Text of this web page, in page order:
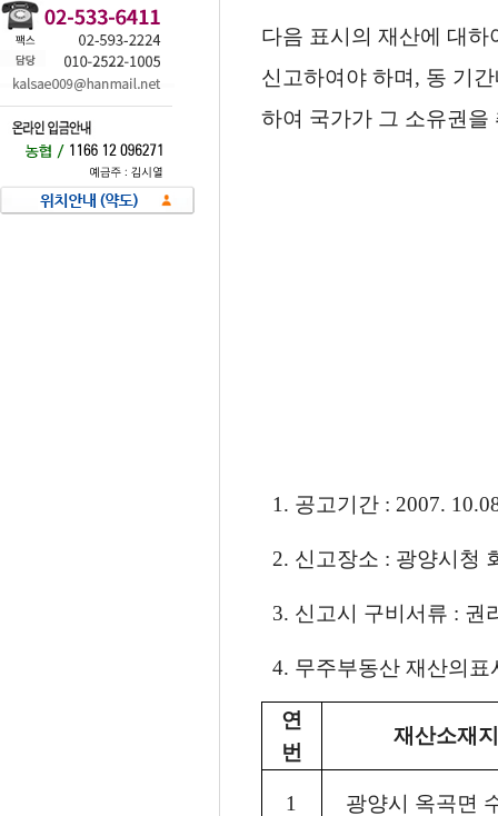
다음 표시의 재산에 대
신고하여야 하며, 동 기
하여 국가가 그 소유권을
1. 공고기간 : 2007.
2. 신고장소 : 광양시청
3. 신고시 구비서류 : 권
4. 무주부동산 재산의표
연
번
재산소재지
1 광양시 옥곡면